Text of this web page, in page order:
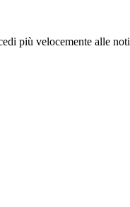
più velocemente alle